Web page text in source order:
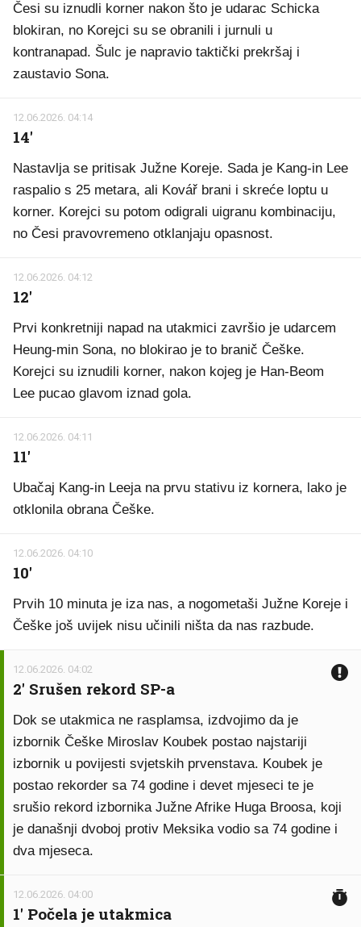
Česi su iznudli korner nakon što je udarac Schicka
blokiran, no Korejci su se obranili i jurnuli u
kontranapad. Šulc je napravio taktički prekršaj i
zaustavio Sona.
12.06.2026. 04:14
14'
Nastavlja se pritisak Južne Koreje. Sada je Kang-in Lee
raspalio s 25 metara, ali Kovář brani i skreće loptu u
korner. Korejci su potom odigrali uigranu kombinaciju,
no Česi pravovremeno otklanjaju opasnost.
12.06.2026. 04:12
12'
Prvi konkretniji napad na utakmici završio je udarcem
Heung-min Sona, no blokirao je to branič Češke.
Korejci su iznudili korner, nakon kojeg je Han-Beom
Lee pucao glavom iznad gola.
12.06.2026. 04:11
11'
Ubačaj Kang-in Leeja na prvu stativu iz kornera, lako je
otklonila obrana Češke.
12.06.2026. 04:10
10'
Prvih 10 minuta je iza nas, a nogometaši Južne Koreje i
Češke još uvijek nisu učinili ništa da nas razbude.
12.06.2026. 04:02
2' Srušen rekord SP-a
Dok se utakmica ne rasplamsa, izdvojimo da je
izbornik Češke Miroslav Koubek postao najstariji
izbornik u povijesti svjetskih prvenstava. Koubek je
postao rekorder sa 74 godine i devet mjeseci te je
srušio rekord izbornika Južne Afrike Huga Broosa, koji
je današnji dvoboj protiv Meksika vodio sa 74 godine i
dva mjeseca.
12.06.2026. 04:00
1' Počela je utakmica